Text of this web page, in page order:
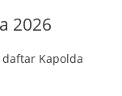
2026
Kapolda